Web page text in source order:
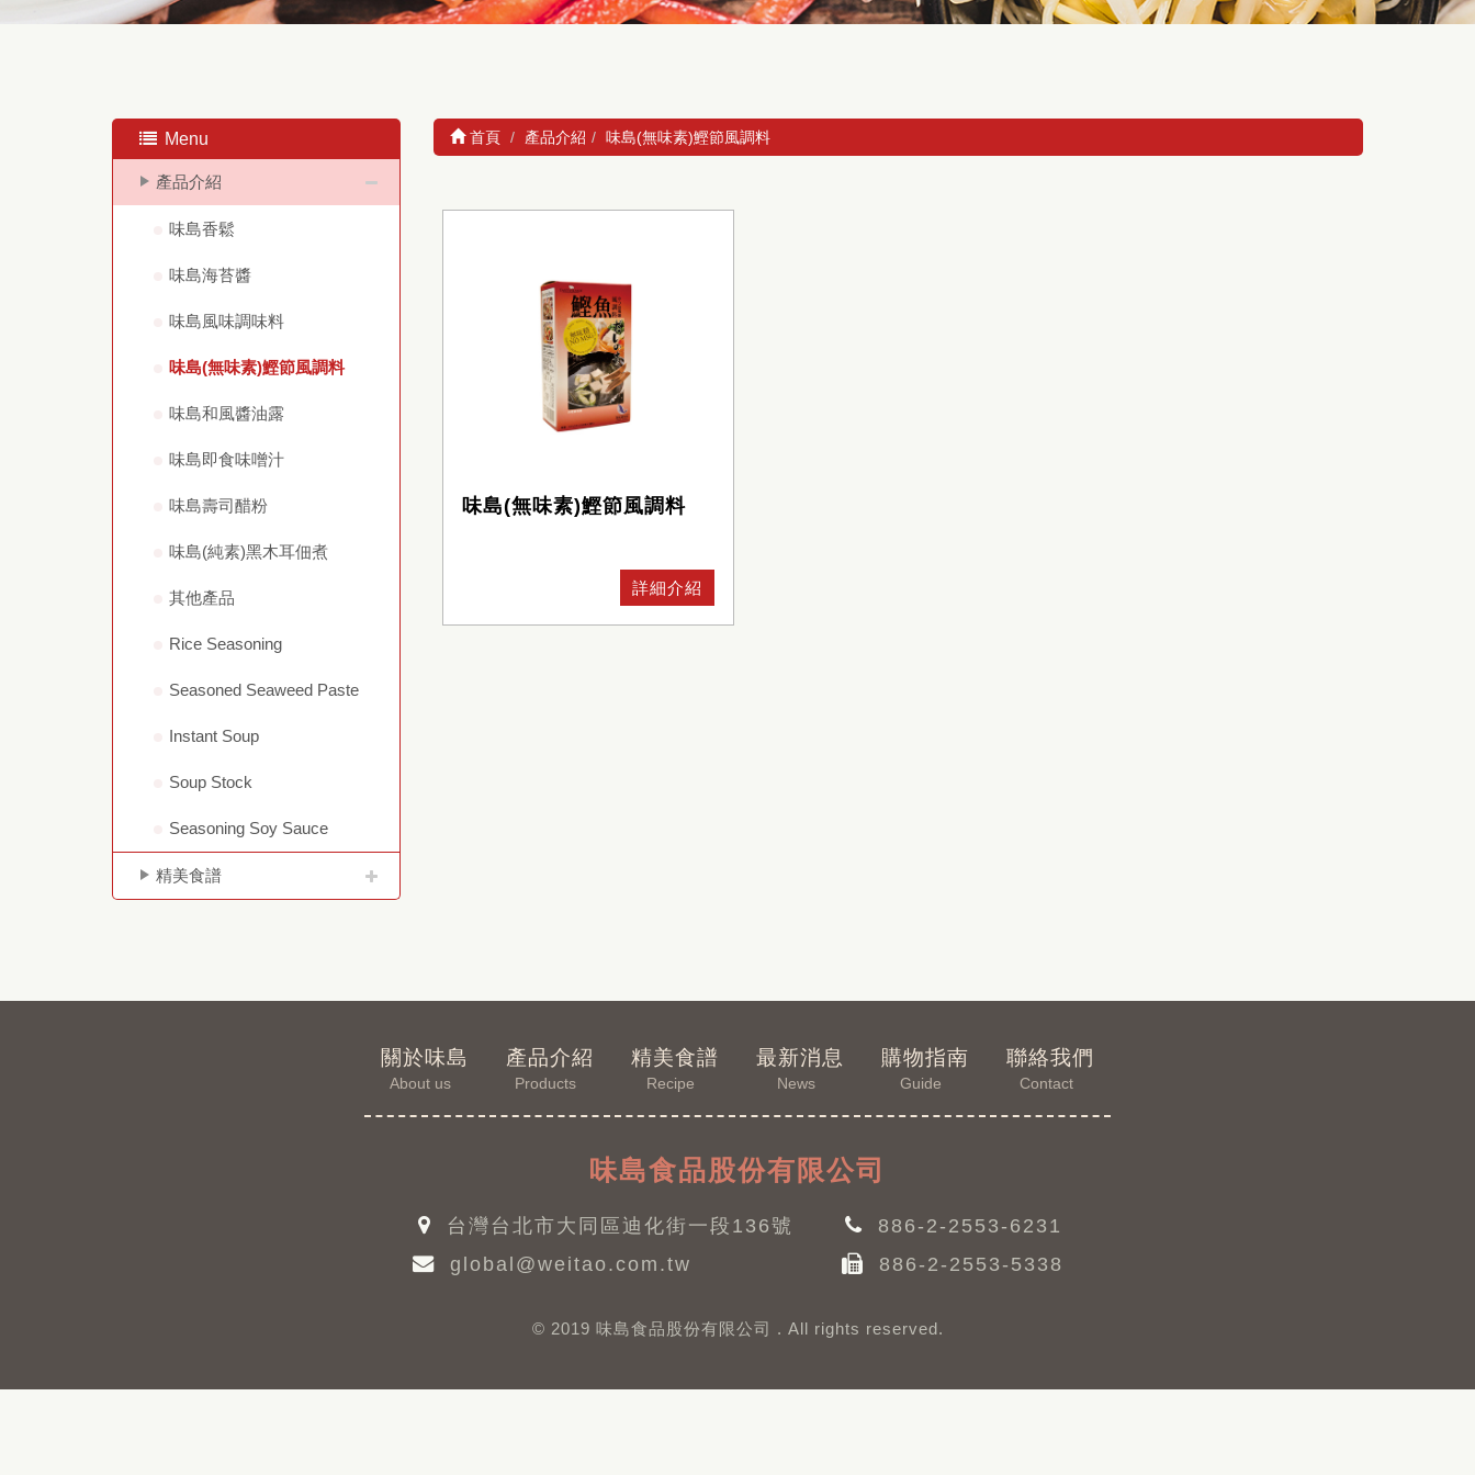
Menu
產品介紹
味島香鬆
味島海苔醬
味島風味調味料
味島(無味素)鰹節風調料
味島和風醬油露
味島即食味噌汁
味島壽司醋粉
味島(純素)黑木耳佃煮
其他產品
Rice Seasoning
Seasoned Seaweed Paste
Instant Soup
Soup Stock
Seasoning Soy Sauce
精美食譜
首頁 產品介紹 味島(無味素)鰹節風調料
味島(無味素)鰹節風調料
詳細介紹
關於味島
About us
產品介紹
Products
精美食譜
Recipe
最新消息
News
購物指南
Guide
聯絡我們
Contact
味島食品股份有限公司
台灣台北市大同區迪化街一段136號
global@weitao.com.tw
886-2-2553-6231
886-2-2553-5338
© 2019 味島食品股份有限公司 . All rights reserved.